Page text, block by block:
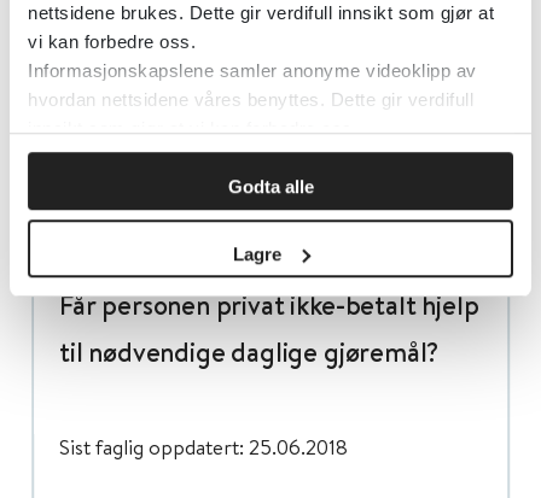
nettsidene brukes. Dette gir verdifull innsikt som gjør at
vi kan forbedre oss.
Informasjonskapslene samler anonyme videoklipp av
hvordan nettsidene våres benyttes. Dette gir verdifull
innsikt som gjør at vi kan forbedre oss.
Godta alle
Lagre
en familiesammenheng skal ikke
registreres.
Får personen privat ikke-betalt hjelp
til nødvendige daglige gjøremål?
Sist faglig oppdatert: 25.06.2018